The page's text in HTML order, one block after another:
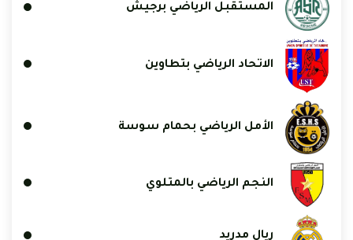
المستقبل الرياضي برجيش
الاتحاد الرياضي بتطاوين
الأمل الرياضي بحمام سوسة
النجم الرياضي بالمتلوي
ريال مدريد